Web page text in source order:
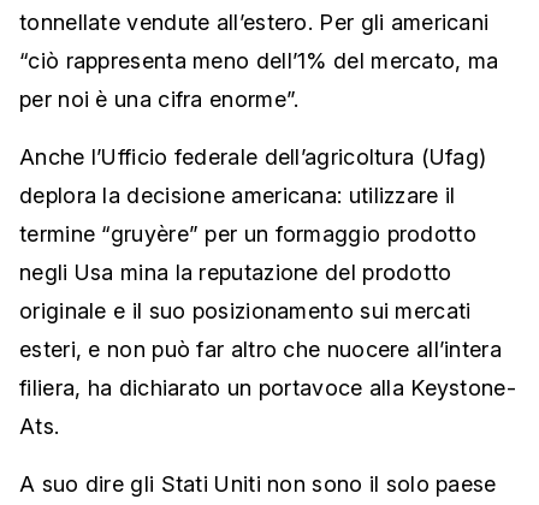
tonnellate vendute all’estero. Per gli americani
“ciò rappresenta meno dell’1% del mercato, ma
per noi è una cifra enorme”.
Anche l’Ufficio federale dell’agricoltura (Ufag)
deplora la decisione americana: utilizzare il
termine “gruyère” per un formaggio prodotto
negli Usa mina la reputazione del prodotto
originale e il suo posizionamento sui mercati
esteri, e non può far altro che nuocere all’intera
filiera, ha dichiarato un portavoce alla Keystone-
Ats.
A suo dire gli Stati Uniti non sono il solo paese